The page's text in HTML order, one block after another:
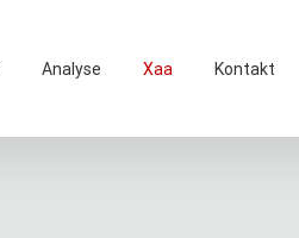
Analyse Xaa Kontakt